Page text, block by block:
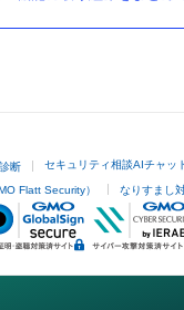
断 セキュリティ相談AIチャッ
Flatt Security） なりすまし